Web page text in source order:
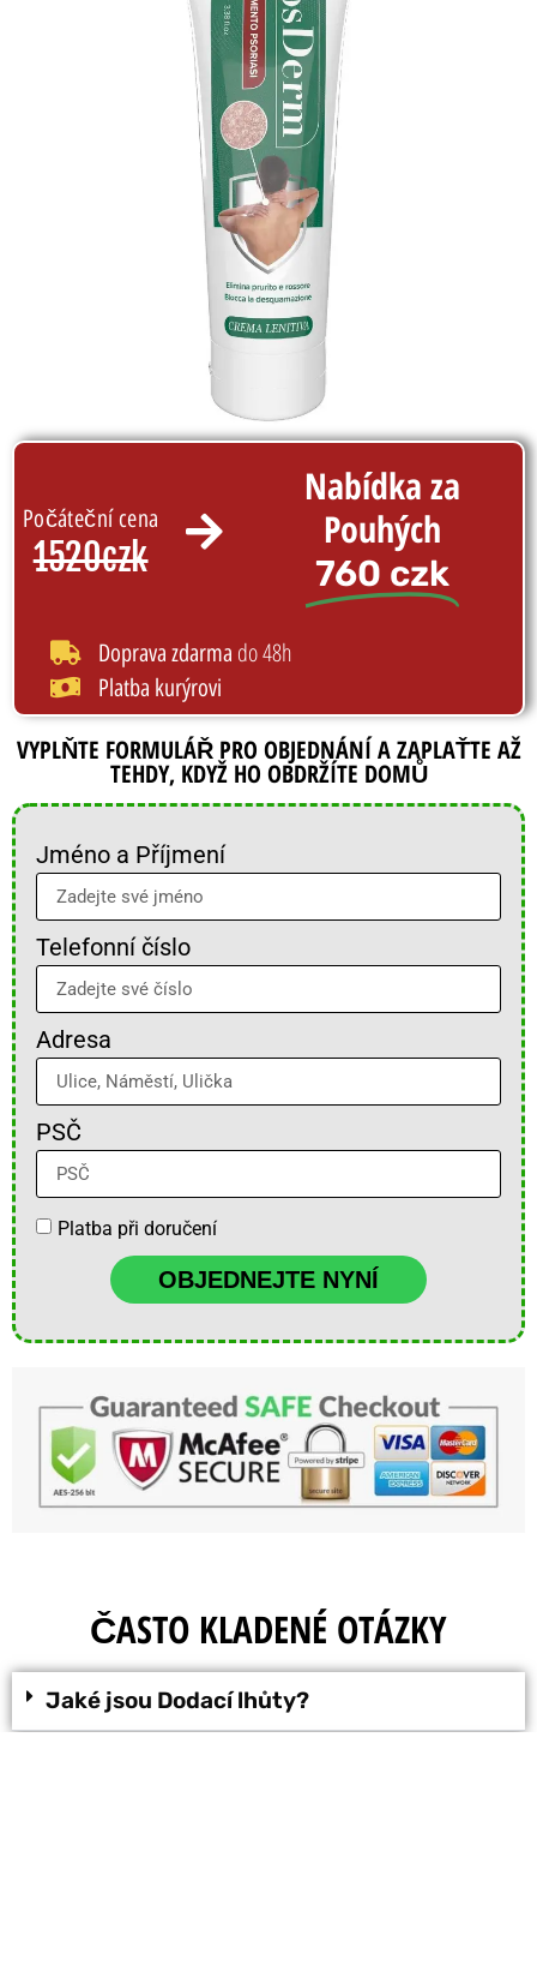
Počáteční cena
1520czk
Nabídka za
Pouhých
760 czk
Doprava zdarma do 48h
Platba kurýrovi
VYPLŇTE FORMULÁŘ PRO OBJEDNÁNÍ A ZAPLAŤTE AŽ
TEHDY, KDYŽ HO OBDRŽÍTE DOMŮ
Jméno a Příjmení
Telefonní číslo
Adresa
PSČ
Platba při doručení
OBJEDNEJTE NYNÍ
ČASTO KLADENÉ OTÁZKY
Jaké jsou Dodací lhůty?